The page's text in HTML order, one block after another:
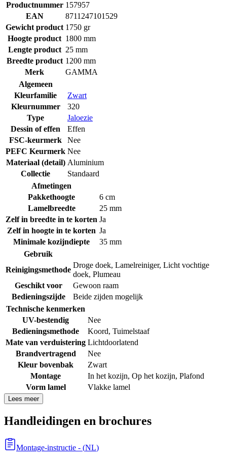
Productnummer 157957
EAN
8711247101529
Gewicht product 1750 gr
Hoogte product 1800 mm
Lengte product 25 mm
Breedte product 1200 mm
Merk
GAMMA
Algemeen
Kleurfamilie
Zwart
Kleurnummer
320
Type
Jaloezie
Dessin of effen
Effen
FSC-keurmerk
Nee
PEFC Keurmerk Nee
Materiaal (detail) Aluminium
Collectie
Standaard
Afmetingen
Pakkethoogte
6 cm
Lamelbreedte
25 mm
Zelf in breedte in te korten Ja
Zelf in hoogte in te korten Ja
Minimale kozijndiepte
35 mm
Gebruik
Reinigingsmethode
Droge doek, Lamelreiniger, Licht vochtige
doek, Plumeau
Geschikt voor
Gewoon raam
Bedieningszijde
Beide zijden mogelijk
Technische kenmerken
UV-bestendig
Nee
Bedieningsmethode
Koord, Tuimelstaaf
Mate van verduistering Lichtdoorlatend
Brandvertragend
Nee
Kleur bovenbak
Zwart
Montage
In het kozijn, Op het kozijn, Plafond
Vorm lamel
Vlakke lamel
Lees meer
Handleidingen en brochures
Montage-instructie - (NL)